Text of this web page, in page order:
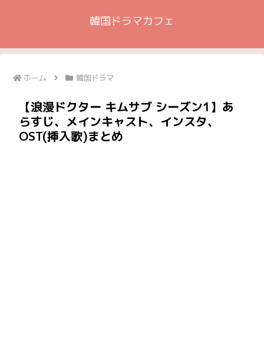
韓国ドラマカフェ
ホーム 韓国ドラマ
【浪漫ドクター キムサブ シーズン1】あ
らすじ、メインキャスト、インスタ、
OST(挿入歌)まとめ